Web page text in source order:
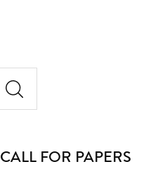
CALL FOR PAPERS